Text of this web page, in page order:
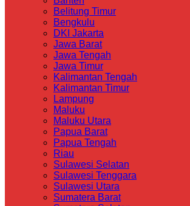
Belitung Timur
Bengkulu
DKI Jakarta
Jawa Barat
Jawa Tengah
Jawa Timur
Kalimantan Tengah
Kalimantan Timur
Lampung
Maluku
Maluku Utara
Papua Barat
Papua Tengah
Riau
Sulawesi Selatan
Sulawesi Tenggara
Sulawesi Utara
Sumatera Barat